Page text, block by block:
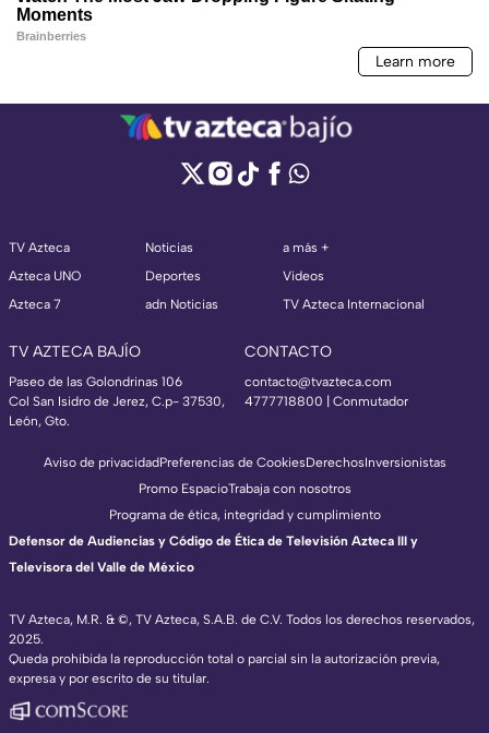
TV Azteca
Azteca UNO
Azteca 7
Noticias
Deportes
adn Noticias
a más +
Videos
TV Azteca Internacional
TV AZTECA BAJÍO
Paseo de las Golondrinas 106
Col San Isidro de Jerez, C.p- 37530,
León, Gto.
CONTACTO
contacto@tvazteca.com
4777718800 | Conmutador
TV Azteca, M.R. & ©, TV Azteca, S.A.B. de C.V. Todos los derechos reservados,
2025.
Queda prohibida la reproducción total o parcial sin la autorización previa,
expresa y por escrito de su titular.
Aviso de privacidadPreferencias de CookiesDerechosInversionistas
Promo EspacioTrabaja con nosotros
Programa de ética, integridad y cumplimiento
Defensor de Audiencias y Código de Ética de Televisión Azteca III y
Televisora del Valle de México